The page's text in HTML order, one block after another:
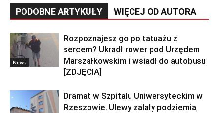
PODOBNE ARTYKUŁY WIĘCEJ OD AUTORA
News
Rozpoznajesz go po tatuażu z
sercem? Ukradł rower pod Urzędem
Marszałkowskim i wsiadł do autobusu
[ZDJĘCIA]
Dramat w Szpitalu Uniwersyteckim w
Rzeszowie. Ulewy zalały podziemia,